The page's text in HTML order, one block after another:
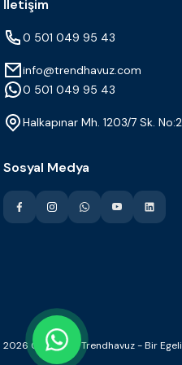
İletişim
0 501 049 95 43
info@trendhavuz.com
0 501 049 95 43
Halkapınar Mh. 1203/7 Sk.
Sosyal Medya
2026 Copyright Trendhavuz - Bir Egeli